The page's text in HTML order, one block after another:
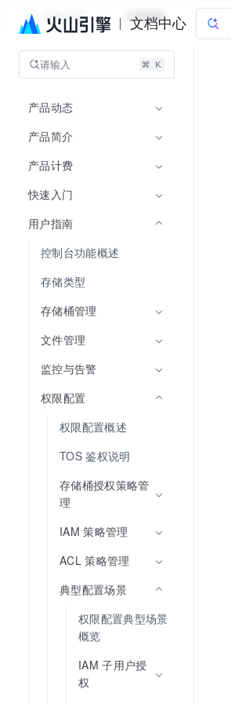
文档中心
对象存储 文档指南
请输入
产品动态
产品简介
产品计费
快速入门
用户指南
控制台功能概述
存储类型
存储桶管理
文件管理
监控与告警
权限配置
权限配置概述
TOS 鉴权说明
存储桶授权策略管
理
IAM 策略管理
ACL 策略管理
典型配置场景
权限配置典型场景
概览
IAM 子用户授
权